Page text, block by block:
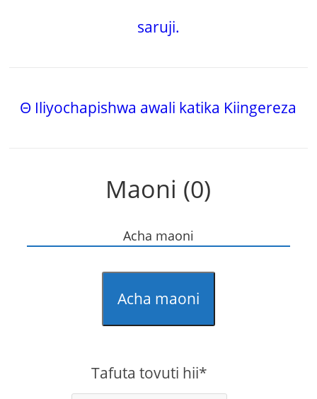
saruji.
Θ Iliyochapishwa awali katika Kiingereza
Maoni (0)
Acha maoni
Acha maoni
Tafuta tovuti hii*